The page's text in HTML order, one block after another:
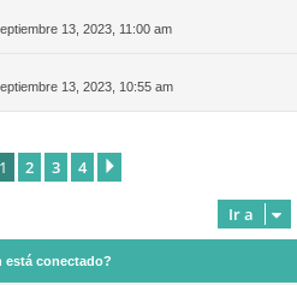
13, 2023, 11:00 am
13, 2023, 10:55 am
1 2 3 4
Ir a
está conectado?